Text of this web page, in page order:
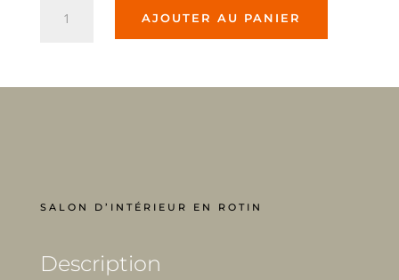
en
AJOUTER AU PANIER
SALON D’INTÉRIEUR EN ROTIN
Description